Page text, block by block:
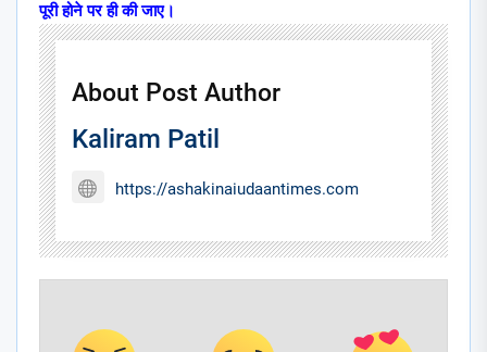
पूरी होने पर ही की जाए।
About Post Author
Kaliram Patil
https://ashakinaiudaantimes.com